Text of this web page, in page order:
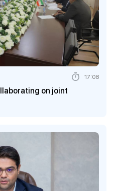
on joint
17:08